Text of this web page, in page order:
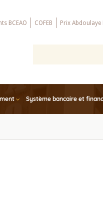
BCEAO COFEB Prix Abdoulaye
Système bancaire et